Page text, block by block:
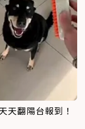
天翻陽台報到！